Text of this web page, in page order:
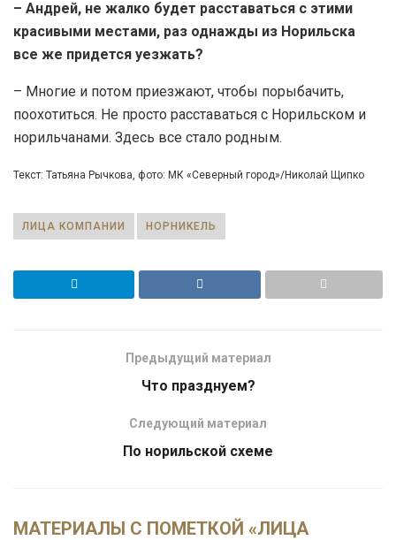
– Андрей, не жалко будет расставаться с этими
красивыми местами, раз однажды из Норильска
все же придется уезжать?
– Многие и потом приезжают, чтобы порыбачить,
поохотиться. Не просто расставаться с Норильском и
норильчанами. Здесь все стало родным.
Текст: Татьяна Рычкова, фото: МК «Северный город»/Николай Щипко
ЛИЦА КОМПАНИИ НОРНИКЕЛЬ
Предыдущий материал
Что празднуем?
Следующий материал
По норильской схеме
МАТЕРИАЛЫ С ПОМЕТКОЙ «ЛИЦА